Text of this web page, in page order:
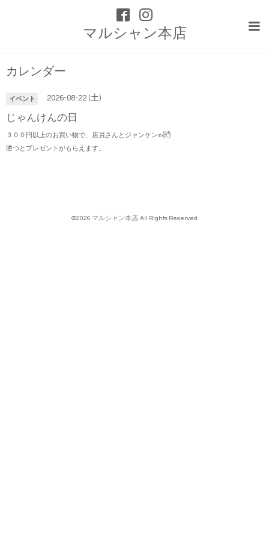
マルシャン本店
カレンダー
イベント 2026-08-22 (土)
じゃんけんの日
３００円以上のお買い物で、店員さんとジャンケン✊✌✋
勝つとプレゼントがもらえます。
©2026 マルシャン本店. All Rights Reserved.